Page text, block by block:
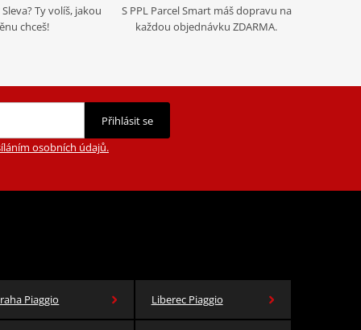
Ty volíš, jakou
chceš!
S PPL Parcel Smart máš dopravu na
každou objednávku ZDARMA.
Přihlásit se
osobních údajů.
Piaggio Liberec Piaggio